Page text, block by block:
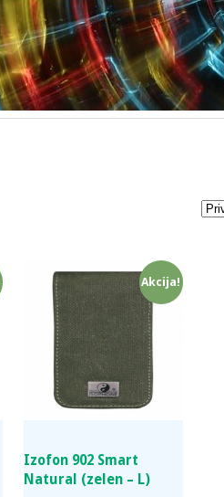
Akcija!
Izofon 902 Smart
Natural (zelen – L)